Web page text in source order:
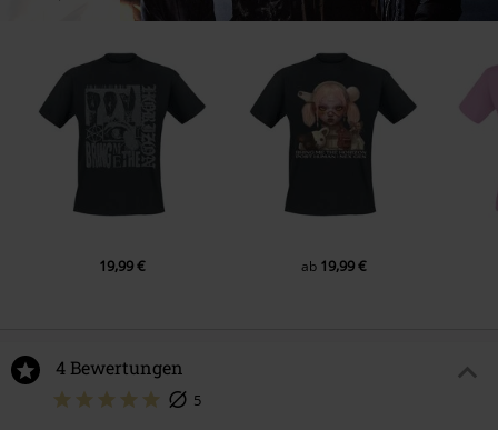
19,99 € ab 19,99 €
4 Bewertungen
5